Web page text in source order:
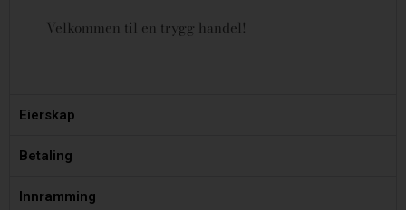
Velkommen til en trygg handel!
Eierskap
Betaling
Innramming